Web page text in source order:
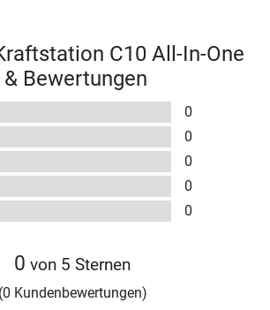
C10 All-In-One
Bewertungen
0
0
0
0
0
0 von 5 Sternen
(0 Kundenbewertungen)